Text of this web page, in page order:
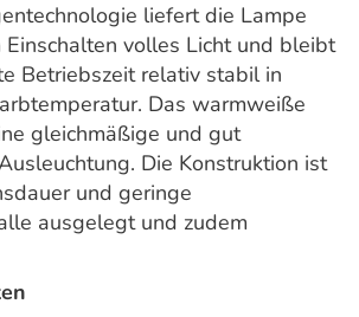
liefert die Lampe
Einschalten volles Licht und bleibt
Betriebszeit relativ stabil in
Das warmweiße
gleichmäßige und gut
Die Konstruktion ist
und geringe
ausgelegt und zudem